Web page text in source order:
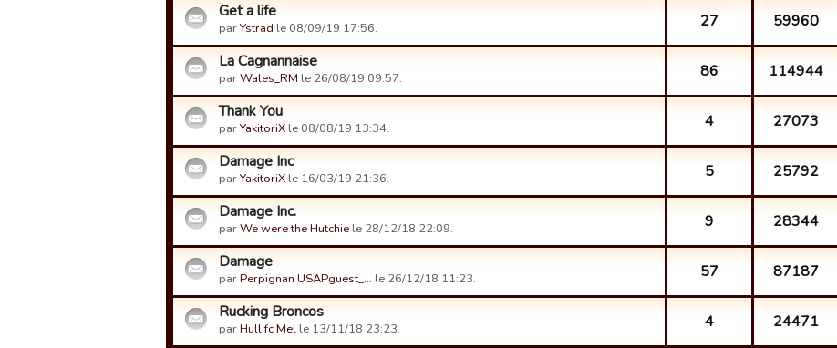
Get a life
parYstrad le 08/09/19 17:56. 27 59960
La Cagnannaise
parWales_RM le 26/08/19 09:57. 86 114944
Thank You
parYakitoriX le 08/08/19 13:34. 4 27073
Damage Inc
parYakitoriX le 16/03/19 21:36. 5 25792
Damage Inc.
parWe were the Hutchie le 28/12/18 22:09. 9 28344
Damage
parPerpignan USAPguest_… le 26/12/18 11:23. 57 87187
Rucking Broncos
parHull fc Mel le 13/11/18 23:23. 4 24471